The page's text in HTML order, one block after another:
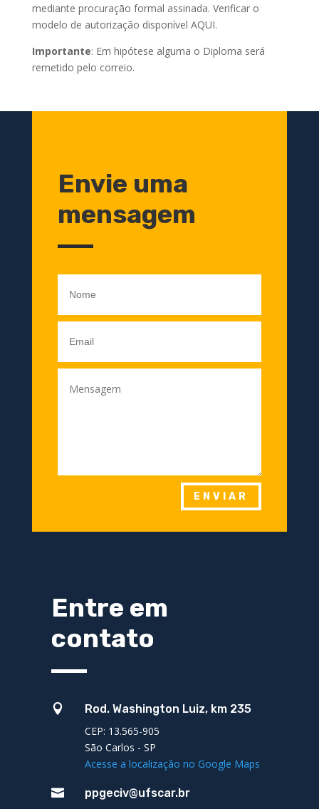
mediante procuração formal assinada. Verificar o
modelo de autorização disponível AQUI.
Importante: Em hipótese alguma o Diploma será
remetido pelo correio.
Envie uma
mensagem
ENVIAR
Entre em
contato

Rod. Washington Luiz, km 235
CEP: 13.565-905
São Carlos - SP
Acesse a localização no Google Maps
 ppgeciv@ufscar.br